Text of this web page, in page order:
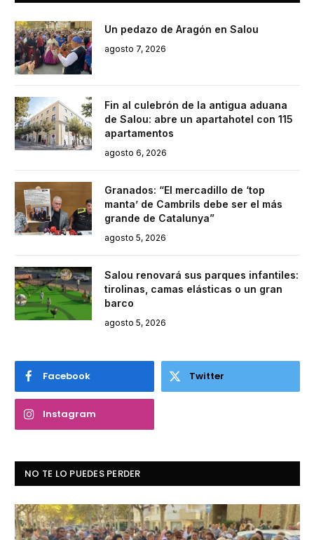
Un pedazo de Aragón en Salou
agosto 7, 2026
Fin al culebrón de la antigua aduana
de Salou: abre un apartahotel con 115
apartamentos
agosto 6, 2026
Granados: “El mercadillo de ‘top
manta’ de Cambrils debe ser el más
grande de Catalunya”
agosto 5, 2026
Salou renovará sus parques infantiles:
tirolinas, camas elásticas o un gran
barco
agosto 5, 2026
Facebook Twitter
Instagram
NO TE LO PUEDES PERDER